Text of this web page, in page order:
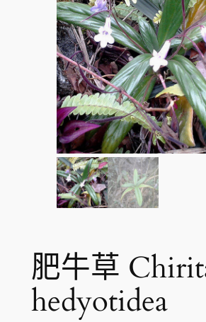
肥牛草
hedyotidea